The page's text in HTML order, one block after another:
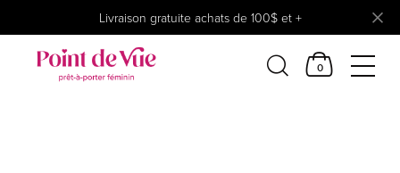
Livraison gratuite achats de 100$ et +
0